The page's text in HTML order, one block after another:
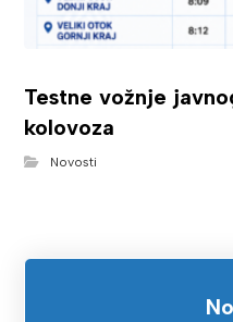
Testne vožnje
kolovoza
Novosti